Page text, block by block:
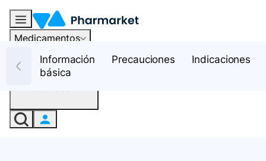
Medicamentos
RecursosInformación
básica
Precauciones Indicaciones